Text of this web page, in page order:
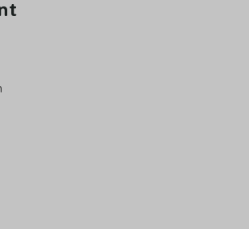
die in juli en augustus rijp zijn
met frisgroene bladeren
bloemen. Daarna verschijnen
ze rijp zijn en een zoete smaak
langs een rek of hekwerk